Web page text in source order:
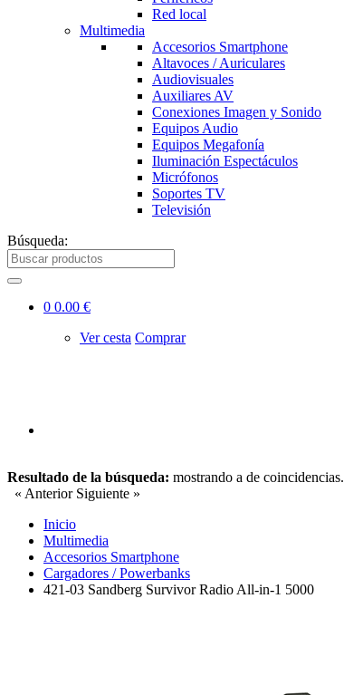
Red local
Multimedia
Accesorios Smartphone
Altavoces / Auriculares
Audiovisuales
Auxiliares AV
Conexiones Imagen y Sonido
Equipos Audio
Equipos Megafonía
Iluminación Espectáculos
Micrófonos
Soportes TV
Televisión
Búsqueda:
0 0.00 €
Ver cesta Comprar
Resultado de la búsqueda: mostrando a de coincidencias.
« Anterior Siguiente »
Inicio
Multimedia
Accesorios Smartphone
Cargadores / Powerbanks
421-03 Sandberg Survivor Radio All-in-1 5000